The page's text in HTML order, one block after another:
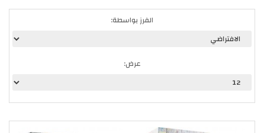
الفرز بواسطة:
عرض: